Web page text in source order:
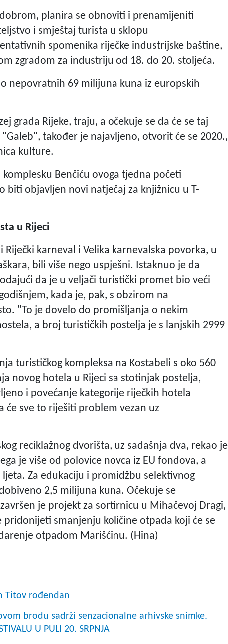
planira se obnoviti i prenamijeniti
i smještaj turista u sklopu
spomenika riječke industrijske baštine,
zgradom za industriju od 18. do 20. stoljeća.
nepovratnih 69 milijuna kuna iz europskih
grada Rijeke, traju, a očekuje se da će se taj
također je najavljeno, otvorit će se 2020.,
kulture.
Benčiću ovoga tjedna početi
biti objavljen novi natječaj za knjižnicu u T-
u Rijeci
karneval i Velika karnevalska povorka, u
bili više nego uspješni. Istaknuo je da
da je u veljači turistički promet bio veći
kada je, pak, s obzirom na
"To je dovelo do promišljanja o nekim
a broj turističkih postelja je s lanjskih 2999
turističkog kompleksa na Kostabeli s oko 560
novog hotela u Rijeci sa stotinjak postelja,
i povećanje kategorije riječkih hotela
će sve to riješiti problem vezan uz
reciklažnog dvorišta, uz sadašnja dva, rekao je
je više od polovice novca iz EU fondova, a
Za edukaciju i promidžbu selektivnog
2,5 milijuna kuna. Očekuje se
je projekt za sortirnicu u Mihačevoj Dragi,
smanjenju količine otpada koji će se
otpadom Marišćinu. (Hina)
Titov rođendan
brodu sadrži senzacionalne arhivske snimke.
U PULI 20. SRPNJA